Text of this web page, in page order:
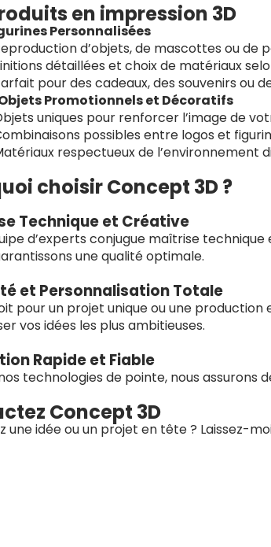
en impression 3D
Personnalisées
d’objets, de mascottes ou de
détaillées et choix de matériaux
pour des cadeaux, des souvenirs ou
Promotionnels et Décoratifs
uniques pour renforcer l’image de
possibles entre logos et
respectueux de l’environnement
choisir Concept 3D ?
Technique et Créative
d’experts conjugue maîtrise
une qualité optimale.
et Personnalisation Totale
pour un projet unique ou une
vos idées les plus ambitieuses.
Rapide et Fiable
technologies de pointe, nous assurons
Concept 3D
une idée ou un projet en tête ? Laissez-